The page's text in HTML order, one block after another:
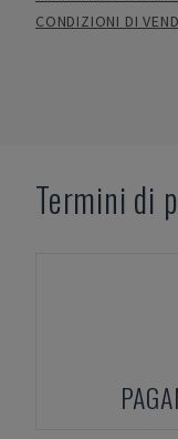
CONDIZIONI DI
Termini di